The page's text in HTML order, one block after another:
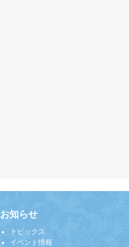
お知らせ
トピックス
イベント情報